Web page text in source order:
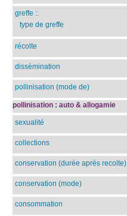
greffe ::
type de greffe
récolte
dissémination
pollinisation (mode de)
pollinisation : auto & allogamie
sexualité
collections
conservation (durée après recolte)
conservation (mode)
consommation